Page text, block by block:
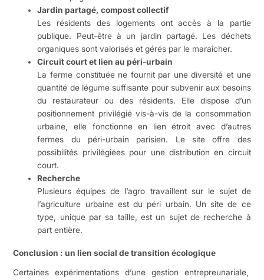
Jardin partagé, compost collectif
Les résidents des logements ont accès à la partie
publique. Peut-être à un jardin partagé. Les déchets
organiques sont valorisés et gérés par le maraîcher.
Circuit court et lien au péri-urbain
La ferme constituée ne fournit par une diversité et une
quantité de légume suffisante pour subvenir aux besoins
du restaurateur ou des résidents. Elle dispose d’un
positionnement privilégié vis-à-vis de la consommation
urbaine, elle fonctionne en lien étroit avec d’autres
fermes du péri-urbain parisien. Le site offre des
possibilités privilégiées pour une distribution en circuit
court.
Recherche
Plusieurs équipes de l’agro travaillent sur le sujet de
l’agriculture urbaine est du péri urbain. Un site de ce
type, unique par sa taille, est un sujet de recherche à
part entière.
Conclusion : un lien social de transition écologique
Certaines expérimentations d’une gestion entrepreunariale,